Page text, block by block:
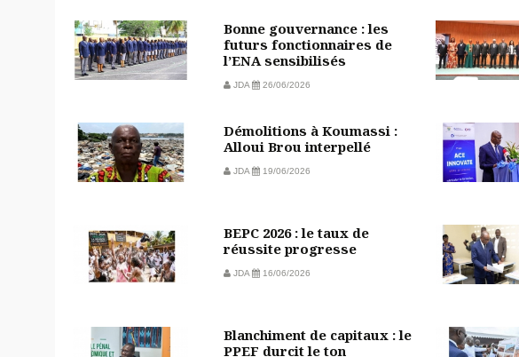
Bonne gouvernance : les
futurs fonctionnaires de
l’ENA sensibilisés
JDA 26/06/2026
Démolitions à Koumassi :
Alloui Brou interpellé
JDA 19/06/2026
BEPC 2026 : le taux de
réussite progresse
JDA 16/06/2026
Blanchiment de capitaux : le
PPEF durcit le ton